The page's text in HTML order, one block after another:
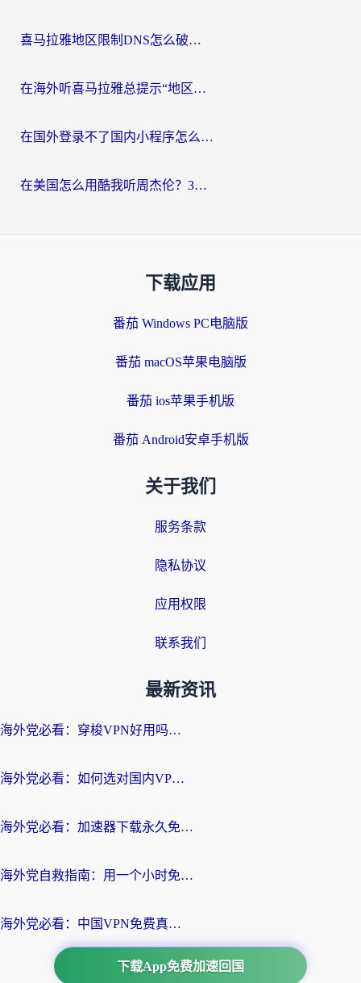
喜马拉雅地区限制DNS怎么破？海外党听国内音乐听书的终极解决方案
在海外听喜马拉雅总提示“地区限制”？3步轻松解除+听国内音乐全攻略
在国外登录不了国内小程序怎么办？选对回国加速器，轻松解锁国内资源
在美国怎么用酷我听周杰伦？3步搞定海外听歌难题
下载应用
番茄 Windows PC电脑版
番茄 macOS苹果电脑版
番茄 ios苹果手机版
番茄 Android安卓手机版
关于我们
服务条款
隐私协议
应用权限
联系我们
最新资讯
海外党必看：穿梭VPN好用吗？和云帆VPN对比哪个回国效果更好？附真实测评+避坑指南
海外党必看：如何选对国内VPN，实现无缝访问国内资源？
海外党必看：加速器下载永久免费版真的存在吗？教你无缝访问国内资源的正确姿势
海外党自救指南：用一个小时免费加速器，轻松打破国内资源访问壁垒？
海外党必看：中国VPN免费真的靠谱吗？手把手教你选对回国加速器
下载App免费加速回国